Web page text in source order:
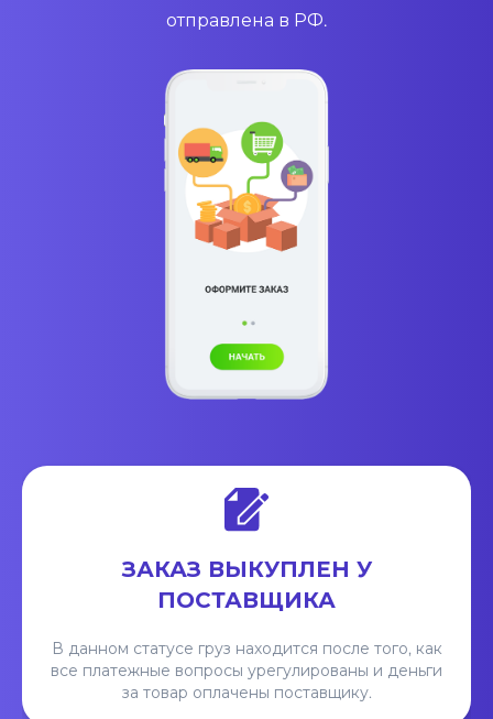
отправлена в РФ.
ЗАКАЗ ВЫКУПЛЕН У
ПОСТАВЩИКА
В данном статусе груз находится после того, как
все платежные вопросы урегулированы и деньги
за товар оплачены поставщику.